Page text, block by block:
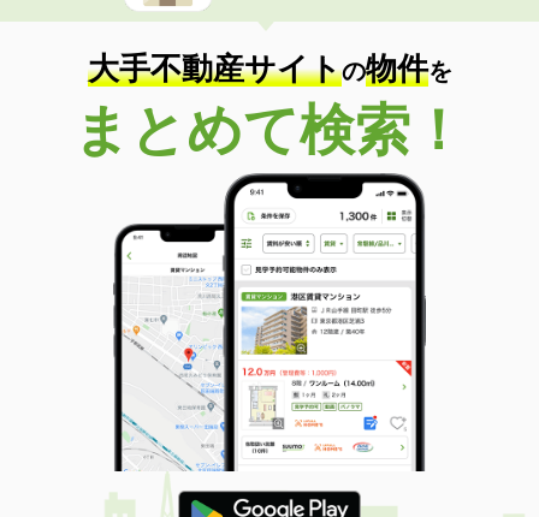
大手不動産サイトの物件を
まとめて検索！